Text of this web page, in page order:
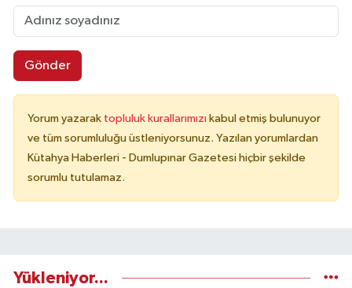
Gönder
Yorum yazarak topluluk kurallarımızı kabul etmiş bulunuyor
ve tüm sorumluluğu üstleniyorsunuz. Yazılan yorumlardan
Kütahya Haberleri - Dumlupınar Gazetesi hiçbir şekilde
sorumlu tutulamaz.
Yükleniyor...